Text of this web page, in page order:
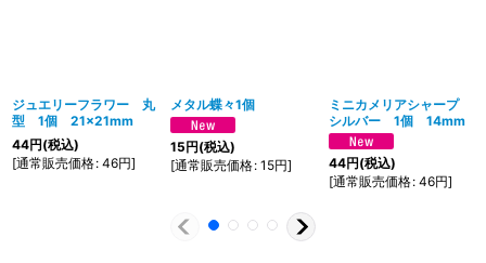
ジュエリーフラワー 丸
型 1個 21×21mm
44円(税込)
[通常販売価格: 46円]
メタル蝶々1個
15円(税込)
[通常販売価格: 15円]
ミニカメリアシャープ
シルバー 1個 14mm
44円(税込)
[通常販売価格: 46円]